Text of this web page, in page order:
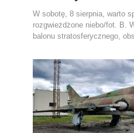
W sobotę, 8 sierpnia, warto
rozgwieżdżone niebo/fot. B.
balonu stratosferycznego,